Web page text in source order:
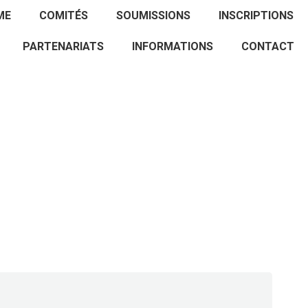
COMITÉS SOUMISSIONS INSCRIPTIONS
PARTENARIATS INFORMATIONS CONTACT
ACCUEIL PROGRAMME COMITÉS
SOUMISSIONS INSCRIPTIONS PARTENARIATS